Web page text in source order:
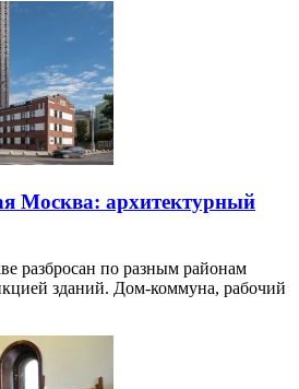
Москва: архитектурный
разбросан по разным районам
зданий. Дом-коммуна, рабочий